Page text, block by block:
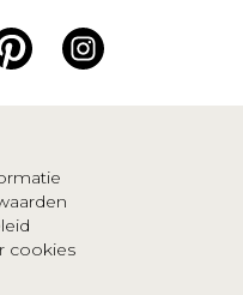
cookies